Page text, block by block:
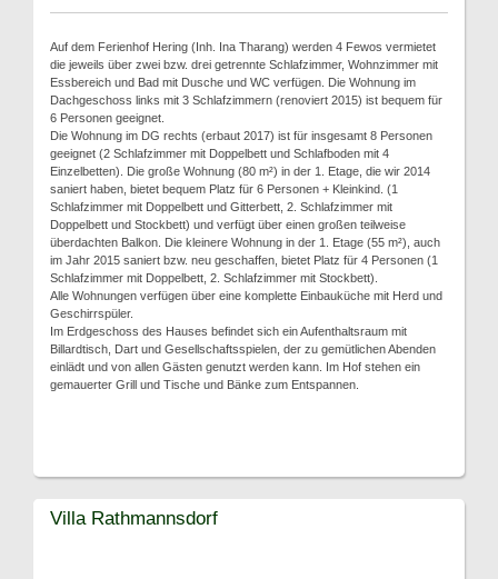
Auf dem Ferienhof Hering (Inh. Ina Tharang) werden 4 Fewos vermietet
die jeweils über zwei bzw. drei getrennte Schlafzimmer, Wohnzimmer mit
Essbereich und Bad mit Dusche und WC verfügen. Die Wohnung im
Dachgeschoss links mit 3 Schlafzimmern (renoviert 2015) ist bequem für
6 Personen geeignet.
Die Wohnung im DG rechts (erbaut 2017) ist für insgesamt 8 Personen
geeignet (2 Schlafzimmer mit Doppelbett und Schlafboden mit 4
Einzelbetten). Die große Wohnung (80 m²) in der 1. Etage, die wir 2014
saniert haben, bietet bequem Platz für 6 Personen + Kleinkind. (1
Schlafzimmer mit Doppelbett und Gitterbett, 2. Schlafzimmer mit
Doppelbett und Stockbett) und verfügt über einen großen teilweise
überdachten Balkon. Die kleinere Wohnung in der 1. Etage (55 m²), auch
im Jahr 2015 saniert bzw. neu geschaffen, bietet Platz für 4 Personen (1
Schlafzimmer mit Doppelbett, 2. Schlafzimmer mit Stockbett).
Alle Wohnungen verfügen über eine komplette Einbauküche mit Herd und
Geschirrspüler.
Im Erdgeschoss des Hauses befindet sich ein Aufenthaltsraum mit
Billardtisch, Dart und Gesellschaftsspielen, der zu gemütlichen Abenden
einlädt und von allen Gästen genutzt werden kann. Im Hof stehen ein
gemauerter Grill und Tische und Bänke zum Entspannen.
Villa Rathmannsdorf